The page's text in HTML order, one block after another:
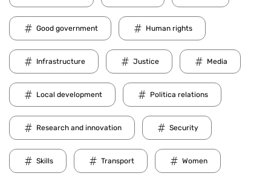
Good government Human rights
Infrastructure Justice Media
Local development Politica relations
Research and innovation Security
Skills Transport Women